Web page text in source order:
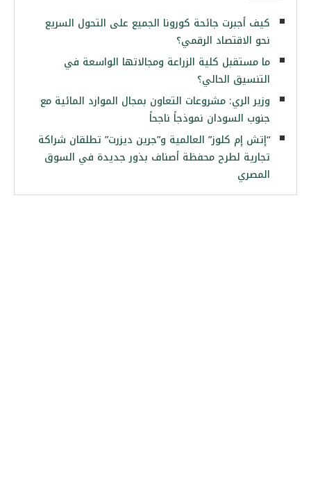
كيف أجبرت جائحة كورونا الجميع على التحول السريع
نحو الاقتصاد الرقمي؟
ما مستقبل كلية الزراعة ومجالاتها الواسعة في
التنسيق الحالي؟
وزير الري: مشروعات التعاون بمجال الموارد المائية مع
جنوب السودان نموذجاً ناجحاً
“إتش إم كلوز” العالمية و”جرين ديزرت” تطلقان شراكة
تجارية لطرح محفظة أصناف بذور جديدة في السوق
المصري